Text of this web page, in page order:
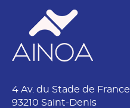
4 Av. du Stade de France
93210 Saint-Denis